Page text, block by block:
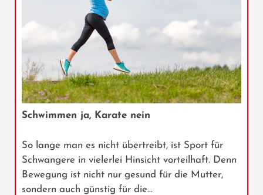
Schwimmen ja, Karate nein
So lange man es nicht übertreibt, ist Sport für
Schwangere in vielerlei Hinsicht vorteilhaft. Denn
Bewegung ist nicht nur gesund für die Mutter,
sondern auch günstig für die…